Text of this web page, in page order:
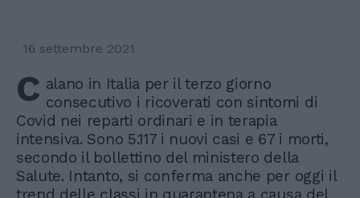
16 settembre 2021
C alano in Italia per il terzo giorno
consecutivo i ricoverati con sintomi di
Covid nei reparti ordinari e in terapia
intensiva. Sono 5.117 i nuovi casi e 67 i morti,
secondo il bollettino del ministero della
Salute. Intanto, si conferma anche per oggi il